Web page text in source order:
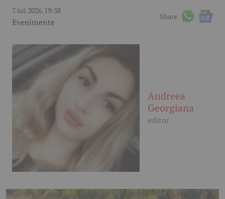
7 iul. 2026, 19:38
Evenimente
Share
Andreea
Georgiana
editor